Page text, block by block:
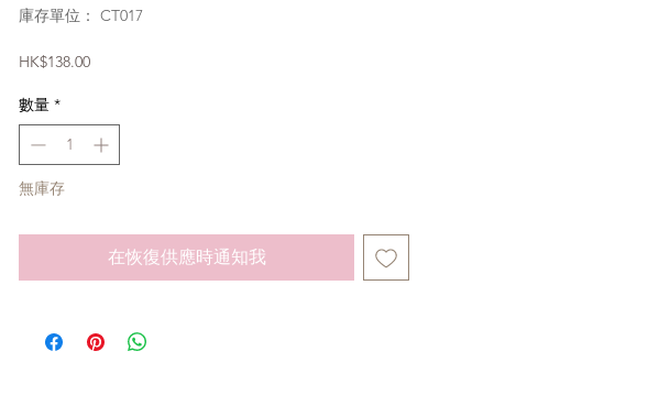
庫存單位： CT017
HK$138.00價
數量 *
無庫存
在恢復供應時通知我